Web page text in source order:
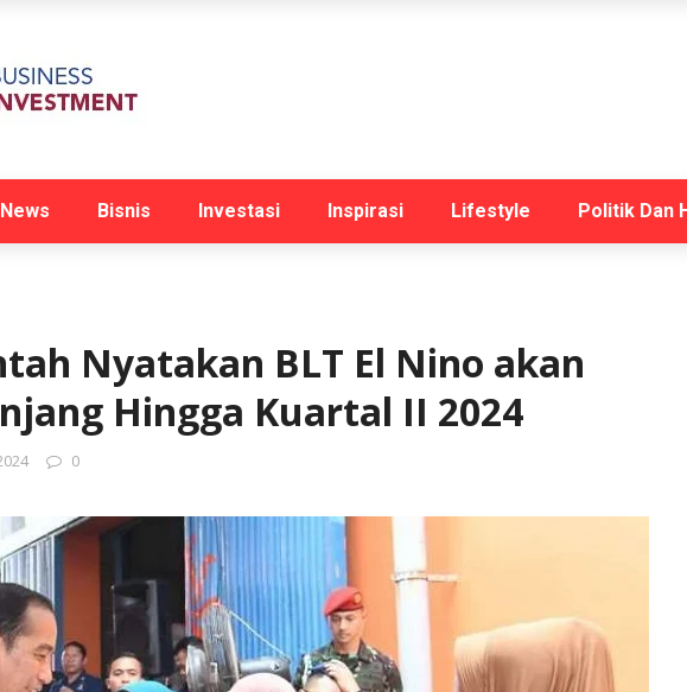
News Bisnis Investasi Inspirasi Lifestyle Politik Dan
Nyatakan BLT El Nino akan
Hingga Kuartal II 2024
0